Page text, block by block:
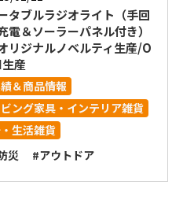
タブルラジオライト（手回
電＆ソーラーパネル付き）
リジナルノベルティ生産/O
産
＆商品情報
ビング家具・インテリア雑貨
生活雑貨
災
#アウトドア